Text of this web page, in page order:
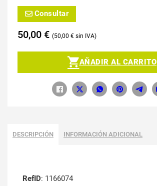
Consultar
50,00 € 50,00 €
AÑADIR AL CARRITO
DESCRIPCIÓN INFORMACIÓN ADICIONAL
RefID: 1166074